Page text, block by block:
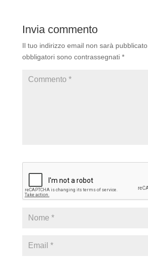
Invia commento
Il tuo indirizzo email non sarà pubblicato.
obbligatori sono contrassegnati *